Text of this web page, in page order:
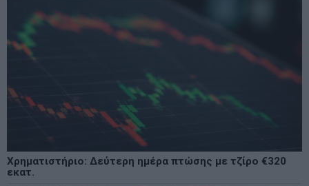
Χρηματιστήριο: Δεύτερη ημέρα πτώσης με τζίρο €320
εκατ.